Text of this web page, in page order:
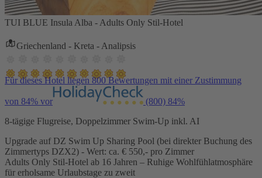
TUI BLUE Insula Alba - Adults Only Stil-Hotel
Griechenland - Kreta - Analipsis
Für dieses Hotel liegen 800 Bewertungen mit einer Zustimmung
von 84% vor (800) 84%
8-tägige Flugreise, Doppelzimmer Swim-Up inkl. AI
Upgrade auf DZ Swim Up Sharing Pool (bei direkter Buchung des
Zimmertyps DZX2) - Wert: ca. € 550,- pro Zimmer
Adults Only Stil-Hotel ab 16 Jahren – Ruhige Wohlfühlatmosphäre
für erholsame Urlaubstage zu zweit